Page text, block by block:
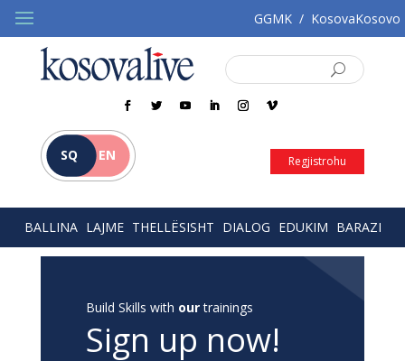
GGMK / KosovaKosovo
SQ EN Regjistrohu
BALLINA LAJME THELLËSISHT DIALOG EDUKIM BARAZI
Build Skills with ourtrainings
Sign up now!